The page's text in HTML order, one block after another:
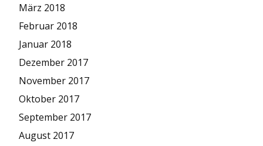
März 2018
Februar 2018
Januar 2018
Dezember 2017
November 2017
Oktober 2017
September 2017
August 2017